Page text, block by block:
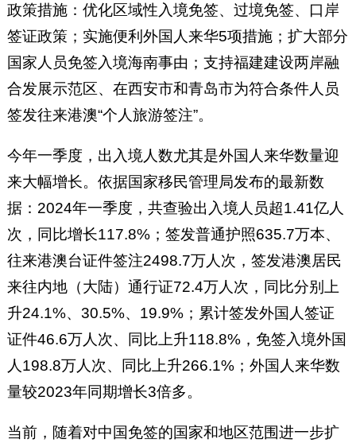
政策措施：优化区域性入境免签、过境免签、口岸
签证政策；实施便利外国人来华5项措施；扩大部分
国家人员免签入境海南事由；支持福建建设两岸融
合发展示范区、在西安市和青岛市为符合条件人员
签发往来港澳“个人旅游签注”。
今年一季度，出入境人数尤其是外国人来华数量迎
来大幅增长。依据国家移民管理局发布的最新数
据：2024年一季度，共查验出入境人员超1.41亿人
次，同比增长117.8%；签发普通护照635.7万本、
往来港澳台证件签注2498.7万人次，签发港澳居民
来往内地（大陆）通行证72.4万人次，同比分别上
升24.1%、30.5%、19.9%；累计签发外国人签证
证件46.6万人次、同比上升118.8%，免签入境外国
人198.8万人次、同比上升266.1%；外国人来华数
量较2023年同期增长3倍多。
当前，随着对中国免签的国家和地区范围进一步扩